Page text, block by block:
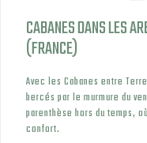
CABANES DANS LES
(FRANCE)
Avec les Cabanes entre
bercés par le murmure du
parenthèse hors du temps,
confort.